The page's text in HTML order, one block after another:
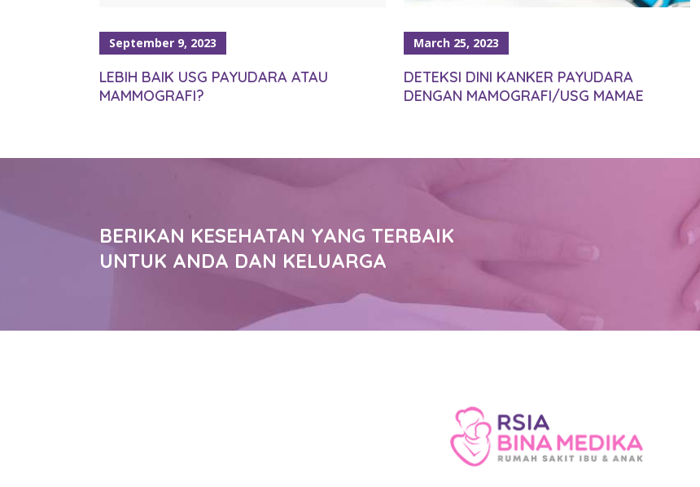
September 9, 2023
LEBIH BAIK USG PAYUDARA ATAU
MAMMOGRAFI?
March 25, 2023
DETEKSI DINI KANKER PAYUDARA
DENGAN MAMOGRAFI/USG MAMAE
BERIKAN KESEHATAN YANG TERBAIK
UNTUK ANDA DAN KELUARGA